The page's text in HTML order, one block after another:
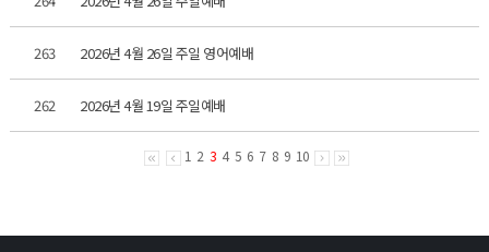
263 2026년 4월 26일 주일 영어예배
262 2026년 4월 19일 주일예배
1 2 3 4 5 6 7 8 9 10